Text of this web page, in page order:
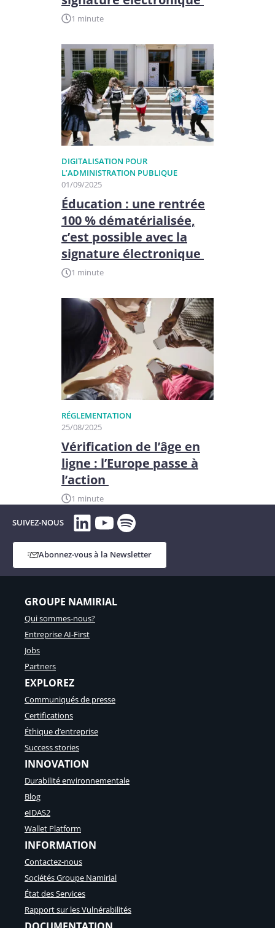
1 minute
DIGITALISATION POUR
L’ADMINISTRATION PUBLIQUE
01/09/2025
Éducation : une rentrée
100 % dématérialisée,
c’est possible avec la
signature électronique
1 minute
RÉGLEMENTATION
25/08/2025
Vérification de l’âge en
ligne : l’Europe passe à
l’action
1 minute
SUIVEZ-NOUS LinkedIn
YouTube
Spotify
Abonnez-vous à la Newsletter
GROUPE NAMIRIAL
Qui sommes-nous?
Entreprise AI-First
Jobs
Partners
EXPLOREZ
Communiqués de presse
Certifications
Éthique d’entreprise
Success stories
INNOVATION
Durabilité environnementale
Blog
eIDAS2
Wallet Platform
INFORMATION
Contactez-nous
Sociétés Groupe Namirial
État des Services
Rapport sur les Vulnérabilités